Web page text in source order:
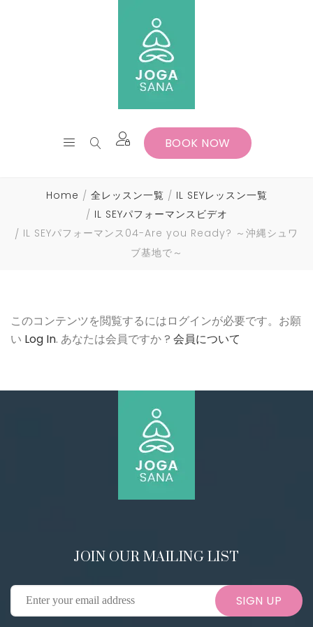
BOOK NOW
Home 全レッスン一覧
IL SEYレッスン一覧
IL SEYパフォーマンスビデオ
IL SEYパフォーマンス04-Are you Ready? ～沖縄シュワ
ブ基地で～
このコンテンツを閲覧するにはログインが必要です。お願
い Log In. あなたは会員ですか ? 会員について
JOIN OUR MAILING LIST
SIGN UP